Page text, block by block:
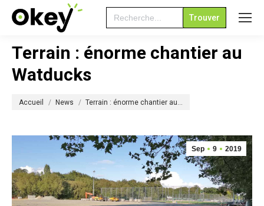
Search
for:
Terrain : énorme chantier au
Watducks
Accueil News Terrain : énorme chantier au…
Sep 9 2019